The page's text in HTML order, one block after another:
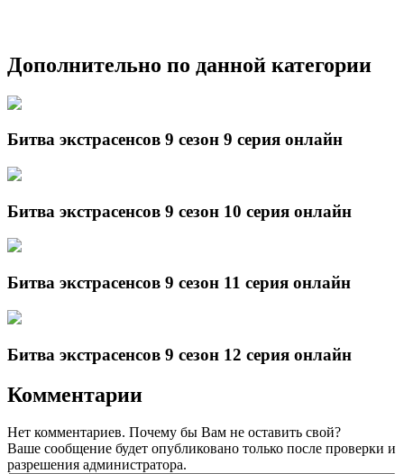
Дополнительно по данной категории
Битва экстрасенсов 9 сезон 9 серия онлайн
Битва экстрасенсов 9 сезон 10 серия онлайн
Битва экстрасенсов 9 сезон 11 серия онлайн
Битва экстрасенсов 9 сезон 12 серия онлайн
Комментарии
Нет комментариев. Почему бы Вам не оставить свой?
Ваше сообщение будет опубликовано только после проверки и
разрешения администратора.